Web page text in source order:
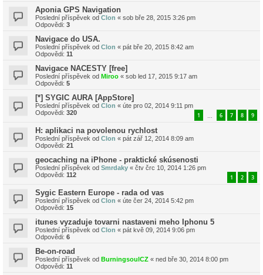
Aponia GPS Navigation
Poslední příspěvek od Clon « sob bře 28, 2015 3:26 pm
Odpovědi: 3
Navigace do USA.
Poslední příspěvek od Clon « pát bře 20, 2015 8:42 am
Odpovědi: 11
Navigace NACESTY [free]
Poslední příspěvek od Miroo « sob led 17, 2015 9:17 am
Odpovědi: 5
[*] SYGIC AURA [AppStore]
Poslední příspěvek od Clon « úte pro 02, 2014 9:11 pm
Odpovědi: 320 1 6 7 8 9
H: aplikaci na povolenou rychlost
Poslední příspěvek od Clon « pát zář 12, 2014 8:09 am
Odpovědi: 21
geocaching na iPhone - praktické skúsenosti
Poslední příspěvek od Smrdaky « čtv črc 10, 2014 1:26 pm
Odpovědi: 112 1 2 3
Sygic Eastern Europe - rada od vas
Poslední příspěvek od Clon « úte čer 24, 2014 5:42 pm
Odpovědi: 15
itunes vyzaduje tovarni nastaveni meho Iphonu 5
Poslední příspěvek od Clon « pát kvě 09, 2014 9:06 pm
Odpovědi: 6
Be-on-road
Poslední příspěvek od BurningsoulCZ « ned bře 30, 2014 8:00 pm
Odpovědi: 11